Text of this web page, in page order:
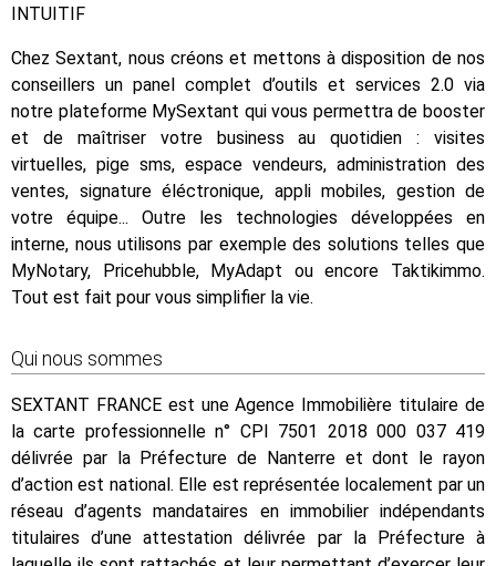
INTUITIF
Chez Sextant, nous créons et mettons à disposition de nos
conseillers un panel complet d’outils et services 2.0 via
notre plateforme MySextant qui vous permettra de booster
et de maîtriser votre business au quotidien : visites
virtuelles, pige sms, espace vendeurs, administration des
ventes, signature éléctronique, appli mobiles, gestion de
votre équipe... Outre les technologies développées en
interne, nous utilisons par exemple des solutions telles que
MyNotary, Pricehubble, MyAdapt ou encore Taktikimmo.
Tout est fait pour vous simplifier la vie.
Qui nous sommes
SEXTANT FRANCE est une Agence Immobilière titulaire de
la carte professionnelle n° CPI 7501 2018 000 037 419
délivrée par la Préfecture de Nanterre et dont le rayon
d’action est national. Elle est représentée localement par un
réseau d’agents mandataires en immobilier indépendants
titulaires d’une attestation délivrée par la Préfecture à